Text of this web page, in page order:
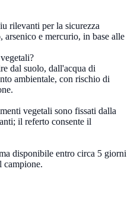
rilevanti per la sicurezza
arsenico e mercurio, in base alle
dal suolo, dall'acqua di
ambientale, con rischio di
vegetali sono fissati dalla
il referto consente il
disponibile entro circa 5 giorni
campione.